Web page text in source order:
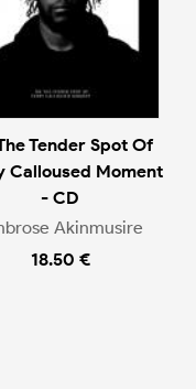
Tender Spot Of
Calloused Moment
- CD
Akinmusire
18.50 €